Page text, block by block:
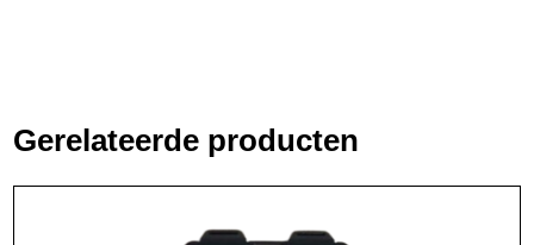
Gerelateerde producten